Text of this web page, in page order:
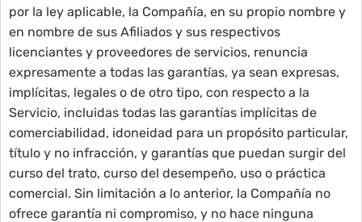
por la ley aplicable, la Compañía, en su propio nombre y
en nombre de sus Afiliados y sus respectivos
licenciantes y proveedores de servicios, renuncia
expresamente a todas las garantías, ya sean expresas,
implícitas, legales o de otro tipo, con respecto a la
Servicio, incluidas todas las garantías implícitas de
comerciabilidad, idoneidad para un propósito particular,
título y no infracción, y garantías que puedan surgir del
curso del trato, curso del desempeño, uso o práctica
comercial. Sin limitación a lo anterior, la Compañía no
ofrece garantía ni compromiso, y no hace ninguna